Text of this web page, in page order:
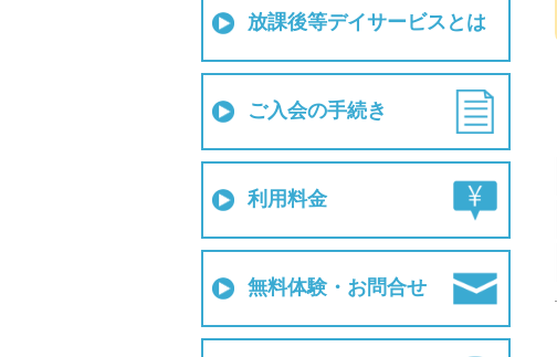
放課後等デイサービスとは
ご入会の手続き
利用料金
無料体験・お問合せ